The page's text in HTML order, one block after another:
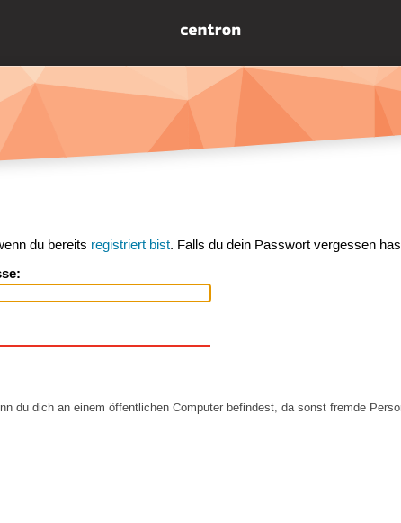
du bereits registriert bist. Falls du dein Passwort vergessen
du dich an einem öffentlichen Computer befindest, da sonst fremde